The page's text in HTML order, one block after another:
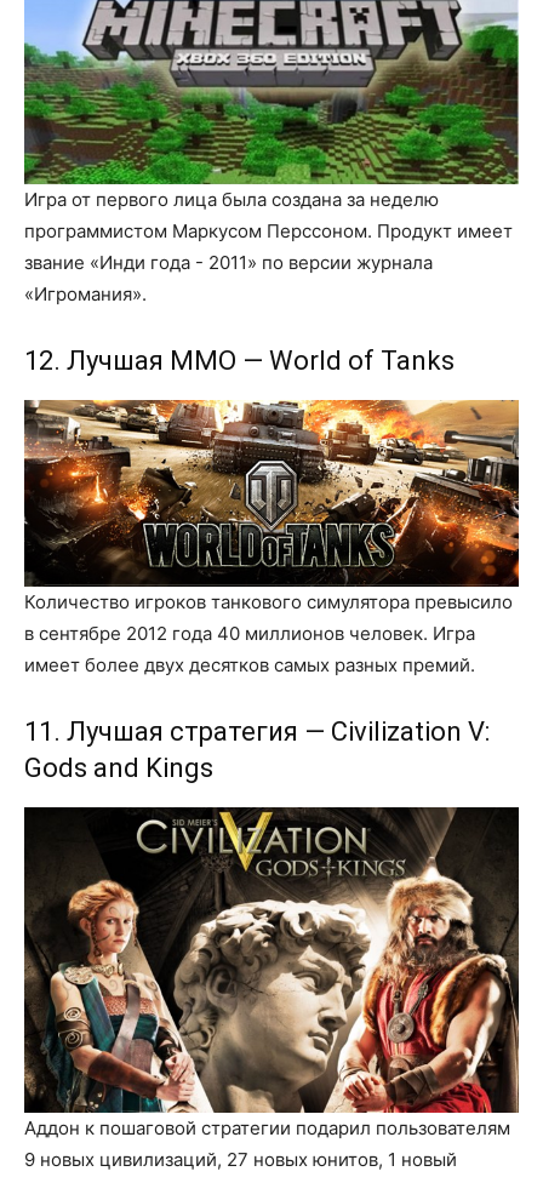
Игра от первого лица была создана за неделю
программистом Маркусом Перссоном. Продукт имеет
звание «Инди года - 2011» по версии журнала
«Игромания».
12. Лучшая MMO — World of Tanks
Количество игроков танкового симулятора превысило
в сентябре 2012 года 40 миллионов человек. Игра
имеет более двух десятков самых разных премий.
11. Лучшая стратегия — Civilization V:
Gods and Kings
Аддон к пошаговой стратегии подарил пользователям
9 новых цивилизаций, 27 новых юнитов, 1 новый